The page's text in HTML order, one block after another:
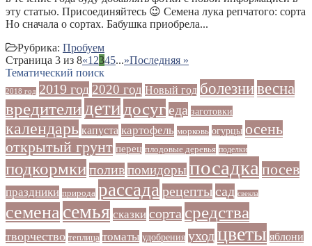
эту статью. Присоединяйтесь 😉 Семена лука репчатого: сорта
Но сначала о сортах. Бабушка приобрела...
Рубрика: Пробуем
Страница 3 из 8«1 2345...»Последняя »
Тематический поиск
2018 год 2019 год 2020 год Новый год болезнивесна
вредителидети досугеда заготовки
календарь капуста картофель морковь огурцы осень
открытый грунт перец плодовые деревья поделки
подкормкиполивпомидоры посадка посев
праздники природа рассадарецептысад свекла
семена семья сказки сорта средства
творчество теплица томаты удобрения уходцветы яблони